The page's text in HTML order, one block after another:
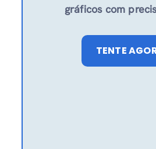
gráficos com
TENTE